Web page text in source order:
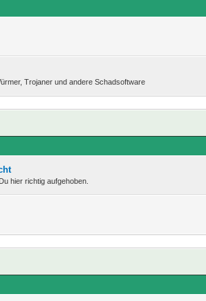
Trojaner und andere Schadsoftware
hier richtig aufgehoben.